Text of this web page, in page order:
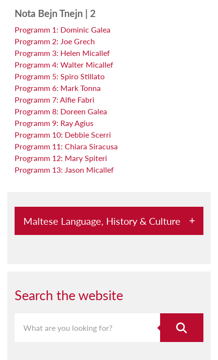
Nota Bejn Tnejn | 2
Programm 1: Dominic Galea
Programm 2: Joe Grech
Programm 3: Helen Micallef
Programm 4: Walter Micallef
Programm 5: Spiro Stillato
Programm 6: Mark Tonna
Programm 7: Alfie Fabri
Programm 8: Doreen Galea
Programm 9: Ray Agius
Programm 10: Debbie Scerri
Programm 11: Chiara Siracusa
Programm 12: Mary Spiteri
Programm 13: Jason Micallef
Maltese Language, History & Culture
Aquilina u l-Malti
Archivium Melitensium
Assedju: Grajja Mdemmija tas-Sajf 1565
Search the website